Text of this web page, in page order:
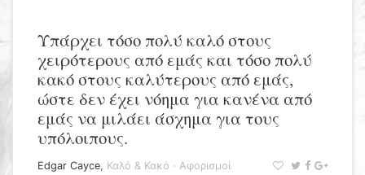
Υπάρχει τόσο πολύ καλό στους
χειρότερους από εμάς και τόσο πολύ
κακό στους καλύτερους από εμάς,
ώστε δεν έχει νόημα για κανένα από
εμάς να μιλάει άσχημα για τους
υπόλοιπους.
Edgar Cayce, Καλό & Κακό · Αφορισμοί